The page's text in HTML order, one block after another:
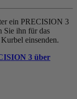
ein PRECISION 3
Sie ihn für das
einsenden.
3 über